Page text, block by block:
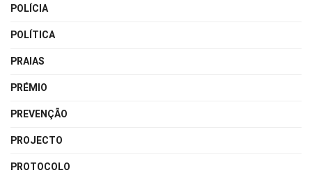
POLÍCIA
POLÍTICA
PRAIAS
PRÉMIO
PREVENÇÃO
PROJECTO
PROTOCOLO